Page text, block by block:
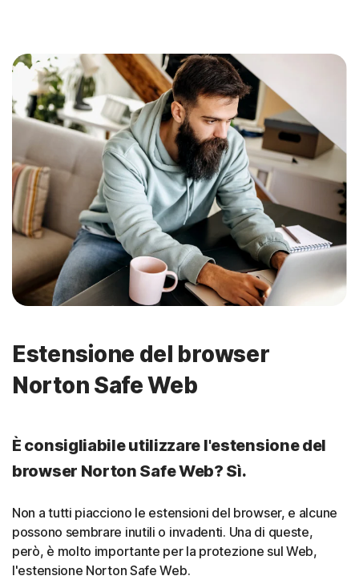
Estensione del browser
Norton Safe Web
È consigliabile utilizzare l'estensione del
browser Norton Safe Web? Sì.
Non a tutti piacciono le estensioni del browser, e alcune
possono sembrare inutili o invadenti. Una di queste,
però, è molto importante per la protezione sul Web,
l'estensione Norton Safe Web.